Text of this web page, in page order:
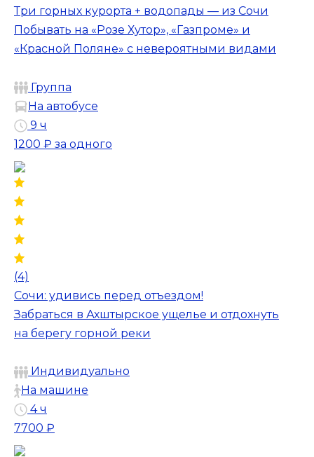
Три горных курорта + водопады — из Сочи
Побывать на «Розе Хутор», «Газпроме» и
«Красной Поляне» с невероятными видами
Группа
На автобусе
9 ч
1200 ₽ за одного
(4)
Сочи: удивись перед отъездом!
Забраться в Ахштырское ущелье и отдохнуть
на берегу горной реки
Индивидуально
На машине
4 ч
7700 ₽